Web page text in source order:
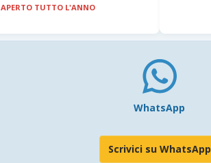
APERTO TUTTO L'ANNO
WhatsApp
Scrivici su WhatsApp